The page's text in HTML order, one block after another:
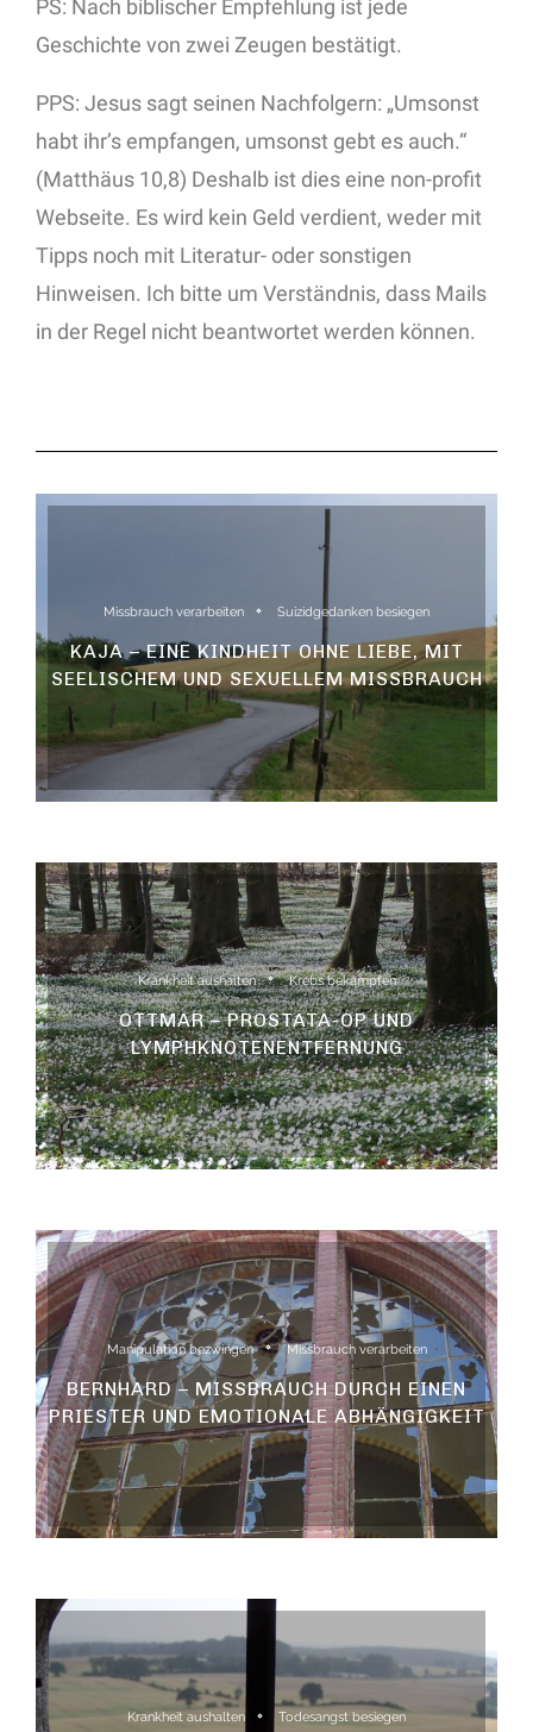
PS: Nach biblischer Empfehlung ist jede
Geschichte von zwei Zeugen bestätigt.
PPS: Jesus sagt seinen Nachfolgern: „Umsonst
habt ihr’s empfangen, umsonst gebt es auch.“
(Matthäus 10,8) Deshalb ist dies eine non-profit
Webseite. Es wird kein Geld verdient, weder mit
Tipps noch mit Literatur- oder sonstigen
Hinweisen. Ich bitte um Verständnis, dass Mails
in der Regel nicht beantwortet werden können.
Missbrauch verarbeiten Suizidgedanken besiegen
KAJA – EINE KINDHEIT OHNE LIEBE, MIT
SEELISCHEM UND SEXUELLEM MISSBRAUCH
Krankheit aushalten Krebs bekämpfen
OTTMAR – PROSTATA-OP UND
LYMPHKNOTENENTFERNUNG
Manipulation bezwingen Missbrauch verarbeiten
BERNHARD – MISSBRAUCH DURCH EINEN
PRIESTER UND EMOTIONALE ABHÄNGIGKEIT
Krankheit aushalten Todesangst besiegen